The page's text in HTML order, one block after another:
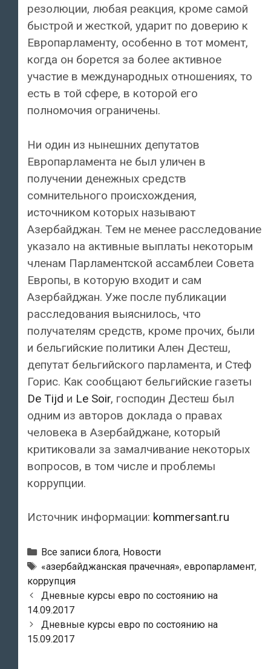
резолюции, любая реакция, кроме самой
быстрой и жесткой, ударит по доверию к
Европарламенту, особенно в тот момент,
когда он борется за более активное
участие в международных отношениях, то
есть в той сфере, в которой его
полномочия ограничены.
Ни один из нынешних депутатов
Европарламента не был уличен в
получении денежных средств
сомнительного происхождения,
источником которых называют
Азербайджан. Тем не менее расследование
указало на активные выплаты некоторым
членам Парламентской ассамблеи Совета
Европы, в которую входит и сам
Азербайджан. Уже после публикации
расследования выяснилось, что
получателям средств, кроме прочих, были
и бельгийские политики Ален Дестеш,
депутат бельгийского парламента, и Стеф
Горис. Как сообщают бельгийские газеты
De Tijd и Le Soir, господин Дестеш был
одним из авторов доклада о правах
человека в Азербайджане, который
критиковали за замалчивание некоторых
вопросов, в том числе и проблемы
коррупции.
Источник информации: kommersant.ru
Рубрики
Все записи блога, Новости
Тэги
«азербайджанская прачечная», европарламент,
коррупция
Навигация
по
записям
Дневные курсы евро по состоянию на
14.09.2017
Дневные курсы евро по состоянию на
15.09.2017